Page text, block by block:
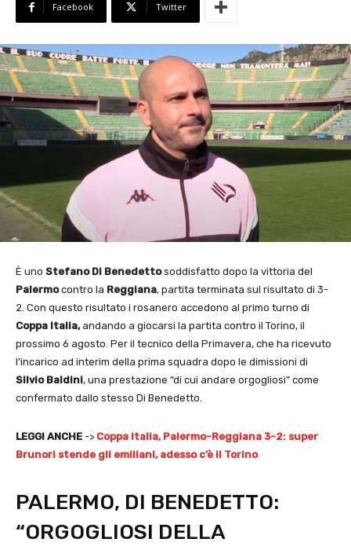
Facebook Twitter
È uno Stefano Di Benedettosoddisfatto dopo la vittoria del
Palermocontro la Reggiana, partita terminata sul risultato di 3-
2. Con questo risultato i rosanero accedono al primo turno di
Coppa Italia,andando a giocarsi la partita contro il Torino, il
prossimo 6 agosto. Per il tecnico della Primavera, che ha ricevuto
l’incarico ad interim della prima squadra dopo le dimissioni di
Silvio Baldini, una prestazione “di cui andare orgogliosi” come
confermato dallo stesso Di Benedetto.
LEGGI ANCHE -> Coppa Italia, Palermo-Reggiana 3-2: super
Brunori stende gli emiliani, adesso c’è il Torino
PALERMO, DI BENEDETTO:
“ORGOGLIOSI DELLA